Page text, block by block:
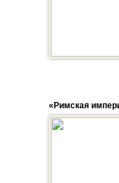
«Римская